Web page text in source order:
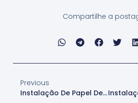
Compartilhe a
Previous
Instalação De Papel De Parede Floral Para Empresas